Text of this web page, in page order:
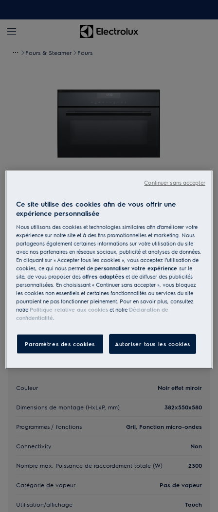
Fours & Steamer Fours
EB3GL9SP
Micro-ondes intégré SMS Noir effet
miroir
0 (0)
1 755.00 CHF
PVR incl. IVA en CHF (excl. CAR)
Couleur Noir effet miroir
Dimensions de montage (HxLxP, mm) 382x550x580
Programmes / fonctions Gril, Fonction micro-ondes
Connectivity Non
Nombre max. Puissance de raccordement totale (W) 2300
Catégorie de vapeur Pas de vapeur
Utilisation/affichage Touch
Ce site utilise des cookies afin de vous offrir une
expérience personnalisée
Nous utilisons des cookies et technologies similaires afin d’améliorer votre
expérience sur notre site et à des fins promotionnelles et marketing. Nous
partageons également certaines informations sur votre utilisation du site
avec nos partenaires en réseaux sociaux, publicité et analyses de données.
En cliquant sur « Accepter tous les cookies », vous acceptez l’utilisation de
cookies, ce qui nous permet depersonnaliser votre expériencesur le
site, de vous proposer desoffres adaptées et de diffuser des publicités
personnalisées. En choisissant « Continuer sans accepter », vous bloquez
les cookies non essentiels et certaines fonctionnalités ou services du site
pourraient ne pas fonctionner pleinement. Pour en savoir plus, consultez
notre Politique relative aux cookies et notre Déclaration de
confidentialité.
Paramètres des cookies Autoriser tous les cookies
Continuer sans accepter